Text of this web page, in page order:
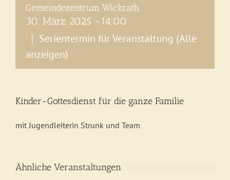
Gemeindezentrum Wickrath
30. März 2025 -14:00
| Serientermin für Veranstaltung (Alle
anzeigen)
Kinder-Gottesdienst für die ganze Familie
mit Jugendleiterin Strunk und Team
Ähnliche Veranstaltungen